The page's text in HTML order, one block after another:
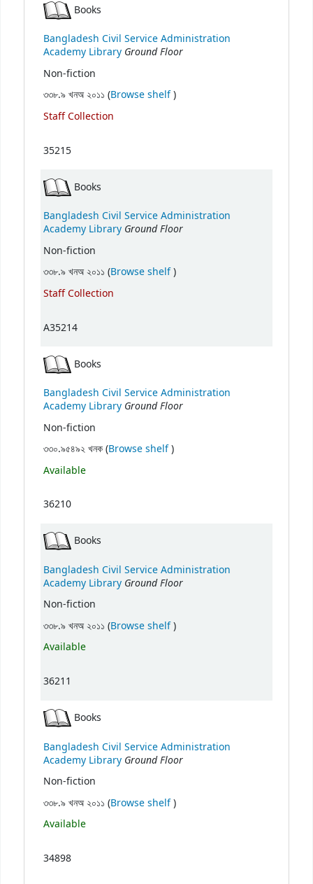
Books
Bangladesh Civil Service Administration
Academy Library Ground Floor
Non-fiction
৩৩৮.৯ খনঅ ২০১১ (Browse shelf(Opens below)
)
Staff Collection
35215
Books
Bangladesh Civil Service Administration
Academy Library Ground Floor
Non-fiction
৩৩৮.৯ খনঅ ২০১১ (Browse shelf(Opens below)
)
Staff Collection
A35214
Books
Bangladesh Civil Service Administration
Academy Library Ground Floor
Non-fiction
৩৩০.৯৫৪৯২ খনক (Browse shelf(Opens below)
)
Available
36210
Books
Bangladesh Civil Service Administration
Academy Library Ground Floor
Non-fiction
৩৩৮.৯ খনঅ ২০১১ (Browse shelf(Opens below)
)
Available
36211
Books
Bangladesh Civil Service Administration
Academy Library Ground Floor
Non-fiction
৩৩৮.৯ খনঅ ২০১১ (Browse shelf(Opens below)
)
Available
34898